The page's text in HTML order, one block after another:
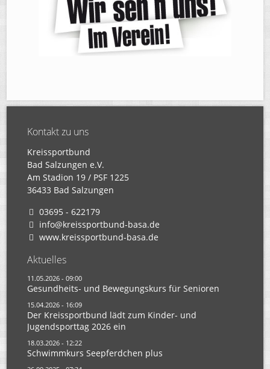
Kontakt zu uns
Kreissportbund
Bad Salzungen e.V.
Am Stadion 19 / PSF 1225
36433 Bad Salzungen
03695 - 622179
info@kreissportbund-basa.de
www.kreissportbund-basa.de
Aktuelles
11.05.2026 - 09:00
Gesundheits- und Bewegungskurs für Senioren
15.04.2026 - 16:09
Der Kreissportbund lädt zum Kinder- und
Jugendsporttag 2026 ein
18.03.2026 - 12:22
Schwimmkurs Seepferdchen plus